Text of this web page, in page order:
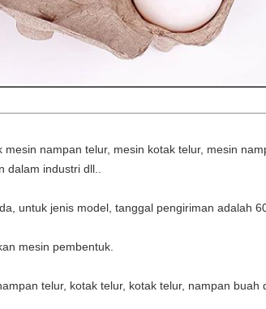
nampan telur, mesin kotak telur, mesin
industri dll..
untuk jenis model, tanggal pengiriman adalah
mesin pembentuk.
telur, kotak telur, kotak telur, nampan buah